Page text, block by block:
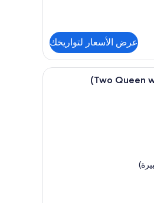
عرض الأسعار لتواريخك
أسرّة بطبقة علوية مريحة وخزنة داخل الغرفة